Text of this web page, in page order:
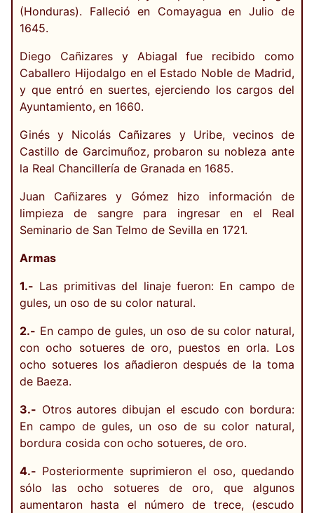
(Honduras). Falleció en Comayagua en Julio de
1645.
Diego Cañizares y Abiagal fue recibido como
Caballero Hijodalgo en el Estado Noble de Madrid,
y que entró en suertes, ejerciendo los cargos del
Ayuntamiento, en 1660.
Ginés y Nicolás Cañizares y Uribe, vecinos de
Castillo de Garcimuñoz, probaron su nobleza ante
la Real Chancillería de Granada en 1685.
Juan Cañizares y Gómez hizo información de
limpieza de sangre para ingresar en el Real
Seminario de San Telmo de Sevilla en 1721.
Armas
1.- Las primitivas del linaje fueron: En campo de
gules, un oso de su color natural.
2.- En campo de gules, un oso de su color natural,
con ocho sotueres de oro, puestos en orla. Los
ocho sotueres los añadieron después de la toma
de Baeza.
3.- Otros autores dibujan el escudo con bordura:
En campo de gules, un oso de su color natural,
bordura cosida con ocho sotueres, de oro.
4.- Posteriormente suprimieron el oso, quedando
sólo las ocho sotueres de oro, que algunos
aumentaron hasta el número de trece, (escudo